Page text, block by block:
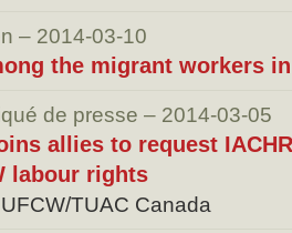
– 2014-03-10
the migrant workers
de presse – 2014-03-05
allies to request
labour rights
TUAC Canada